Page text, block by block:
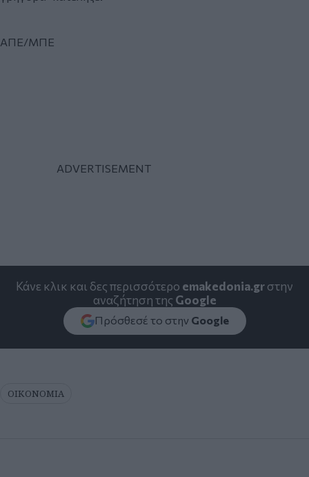
ΑΠΕ/ΜΠΕ
Κάνε κλικ και δες περισσότερο emakedonia.grστην
αναζήτηση της Google
Πρόσθεσέ το στην Google
ΟΙΚΟΝΟΜΙΑ